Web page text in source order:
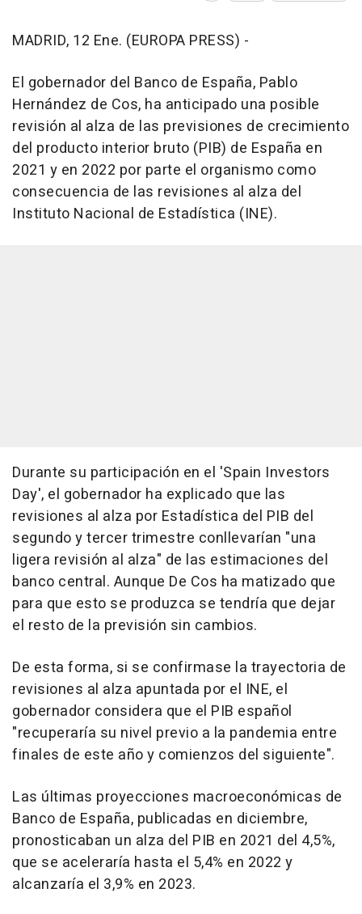
MADRID, 12 Ene. (EUROPA PRESS) -
El gobernador del Banco de España, Pablo
Hernández de Cos, ha anticipado una posible
revisión al alza de las previsiones de crecimiento
del producto interior bruto (PIB) de España en
2021 y en 2022 por parte el organismo como
consecuencia de las revisiones al alza del
Instituto Nacional de Estadística (INE).
Durante su participación en el 'Spain Investors
Day', el gobernador ha explicado que las
revisiones al alza por Estadística del PIB del
segundo y tercer trimestre conllevarían "una
ligera revisión al alza" de las estimaciones del
banco central. Aunque De Cos ha matizado que
para que esto se produzca se tendría que dejar
el resto de la previsión sin cambios.
De esta forma, si se confirmase la trayectoria de
revisiones al alza apuntada por el INE, el
gobernador considera que el PIB español
"recuperaría su nivel previo a la pandemia entre
finales de este año y comienzos del siguiente".
Las últimas proyecciones macroeconómicas de
Banco de España, publicadas en diciembre,
pronosticaban un alza del PIB en 2021 del 4,5%,
que se aceleraría hasta el 5,4% en 2022 y
alcanzaría el 3,9% en 2023.